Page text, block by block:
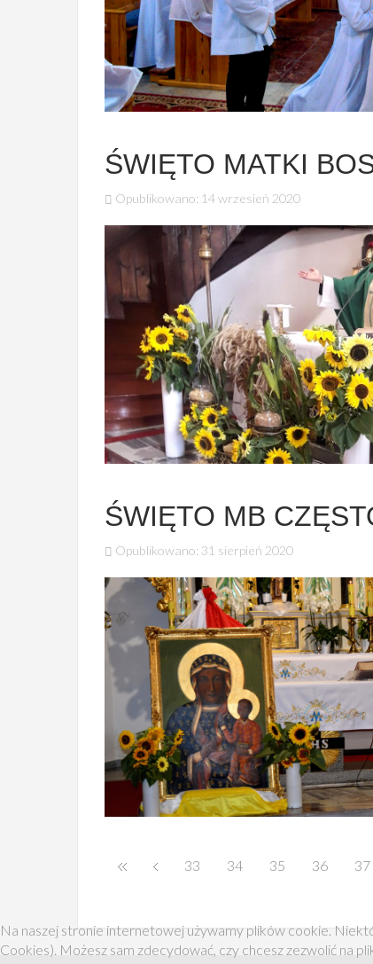
ŚWIĘTO MATKI
Opublikowano: 14 wrzesień 2020
ŚWIĘTO MB
Opublikowano: 31 sierpień 2020
33 34 35 36 37
Na naszej stronie internetowej używamy plików cookie.
Cookies). Możesz sam zdecydować, czy chcesz zezwolić na